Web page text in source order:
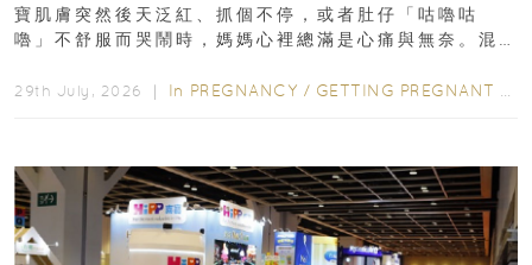
寶肌膚突然後天泛紅、抓個不停，或者肚仔「咕嚕咕
嚕」不舒服而哭鬧時，媽媽心裡總滿是心痛與無奈。混
29th July, 2026 ｜ In PREGNANCY / GETTING PREGNANT